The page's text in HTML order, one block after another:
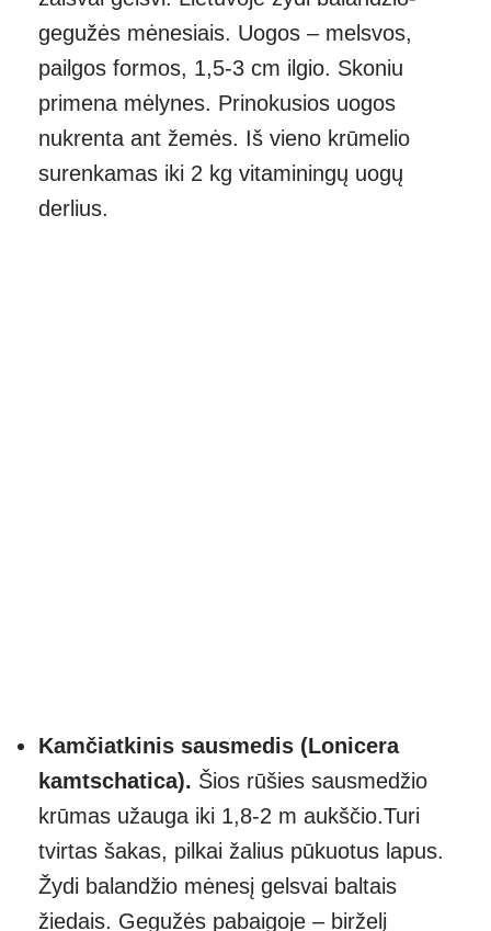
gegužės mėnesiais. Uogos – melsvos,
pailgos formos, 1,5-3 cm ilgio. Skoniu
primena mėlynes. Prinokusios uogos
nukrenta ant žemės. Iš vieno krūmelio
surenkamas iki 2 kg vitaminingų uogų
derlius.
Kamčiatkinis sausmedis (Lonicera
kamtschatica). Šios rūšies sausmedžio
krūmas užauga iki 1,8-2 m aukščio.Turi
tvirtas šakas, pilkai žalius pūkuotus lapus.
Žydi balandžio mėnesį gelsvai baltais
žiedais. Gegužės pabaigoje – birželį